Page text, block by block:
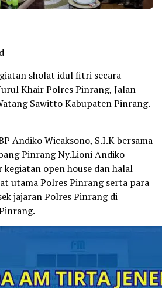
sholat idul fitri secara
Khair Polres Pinrang, Jalan
Sawitto Kabupaten Pinrang.
Andiko Wicaksono, S.I.K bersama
Pinrang Ny.Lioni Andiko
kegiatan open house dan halal
utama Polres Pinrang serta para
jajaran Polres Pinrang di